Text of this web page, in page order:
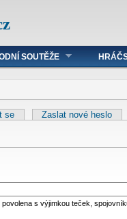
SOUTĚŽE
se Zaslat nové heslo
s výjimkou teček,